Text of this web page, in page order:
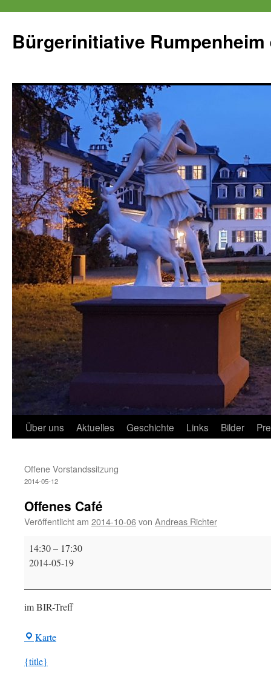
springen
Bürgerinitiative Rumpenheim
Über uns Aktuelles Geschichte Links Bilder
Offene Vorstandssitzung
2014-05-12
Offenes Café
Veröffentlicht am 2014-10-06von Andreas Richter
Offenes
Café
14:30– 17:30
2014-05-19
im BIR-Treff
KarteBIR-
{title}